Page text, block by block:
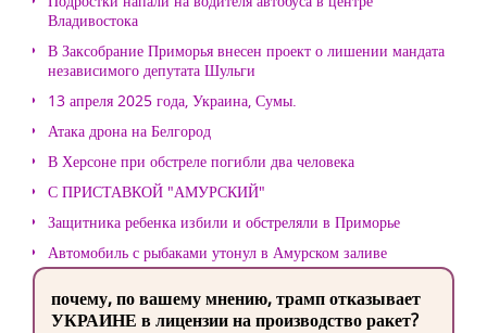
Владивостока
В Заксобрание Приморья внесен проект о лишении мандата
независимого депутата Шульги
13 апреля 2025 года, Украина, Сумы.
Атака дрона на Белгород
В Херсоне при обстреле погибли два человека
С ПРИСТАВКОЙ "АМУРСКИЙ"
Защитника ребенка избили и обстреляли в Приморье
Автомобиль с рыбаками утонул в Амурском заливе
почему, по вашему мнению, трамп отказывает
УКРАИНЕ в лицензии на производство ракет?